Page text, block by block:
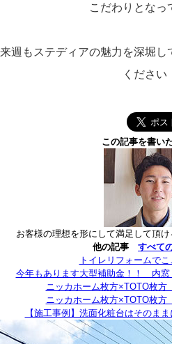
こだわりとなっ
来週もステディアの魅力を深堀し
ください
この記事を書い
お客様の理想を形にして満足して頂
他の記事 すべて
トイレリフォームでこ
今年もあります大型補助金！！ 内
ニッカホーム枚方×TOTO枚
ニッカホーム枚方×TOTO枚
【施工事例】洗面化粧台はそのま